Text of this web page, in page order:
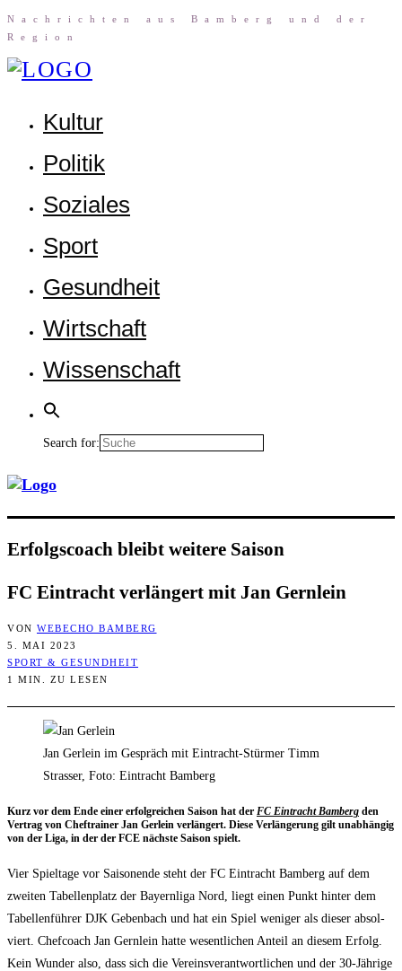
Nach­rich­ten aus Bam­berg und der
Region
Kul­tur
Poli­tik
Sozia­les
Sport
Gesund­heit
Wirt­schaft
Wis­sen­schaft
Search for:
Erfolgs­coach bleibt wei­te­re Saison
FC Ein­tracht ver­län­gert mit Jan Gernlein
VON WEBECHO BAMBERG
5. MAI 2023
SPORT & GESUNDHEIT
1 MIN. ZU LESEN
Jan Gerlein im Gespräch mit Eintracht-Stürmer Timm
Strasser, Foto: Eintracht Bamberg
Kurz vor dem Ende einer erfolg­rei­chen Sai­son hat der FC Ein­tracht Bam­berg den
Ver­trag von Chef­trai­ner Jan Ger­lein ver­län­gert. Die­se Ver­län­ge­rung gilt unab­hän­gig
von der Liga, in der der FCE nächs­te Sai­son spielt.
Vier Spiel­ta­ge vor Sai­son­ende steht der FC Ein­tracht Bam­berg auf dem
zwei­ten Tabel­len­platz der Bay­ern­li­ga Nord, liegt einen Punkt hin­ter dem
Tabel­len­füh­rer DJK Geben­bach und hat ein Spiel weni­ger als die­ser absol­
viert. Chef­coach Jan Gern­lein hat­te wesent­li­chen Anteil an die­sem Erfolg.
Kein Wun­der also, dass sich die Ver­eins­ver­ant­wort­li­chen und der 30-Jäh­ri­ge